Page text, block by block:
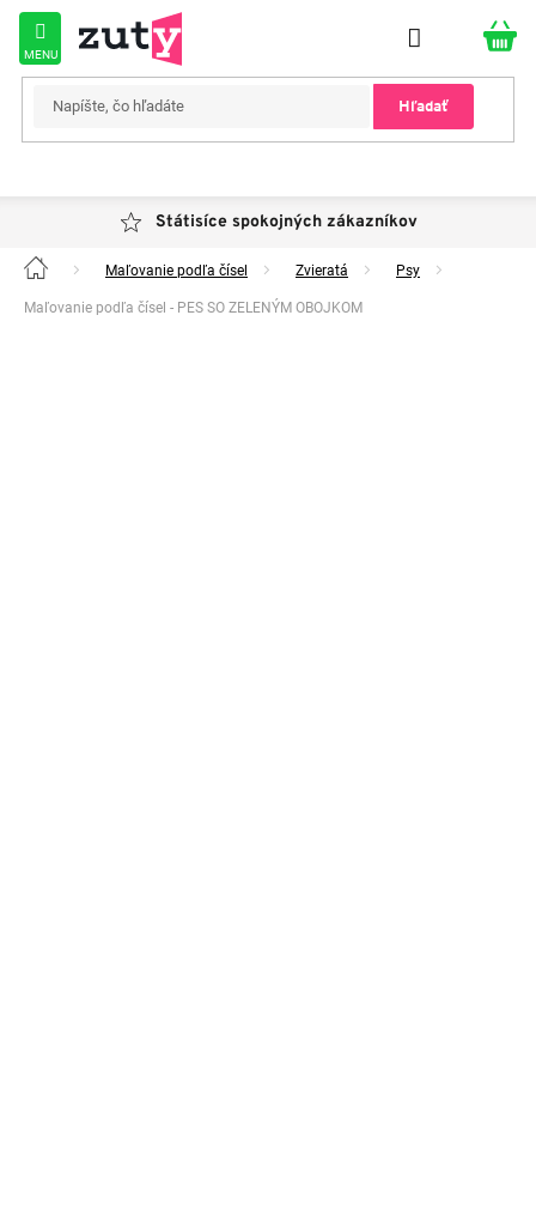
Prejsť
obsah
Hľadať
Státisíce spokojných zákazníkov
Domov Maľovanie podľa čísel Zvieratá Psy
Maľovanie podľa čísel - PES SO ZELENÝM OBOJKOM